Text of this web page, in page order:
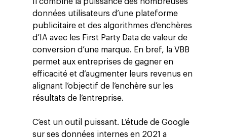
données utilisateurs d’une plateforme
publicitaire et des algorithmes d’enchères
d’IA avec les First Party Data de valeur de
conversion d’une marque. En bref, la VBB
permet aux entreprises de gagner en
efficacité et d’augmenter leurs revenus en
alignant l’objectif de l’enchère sur les
résultats de l’entreprise.
C’est un outil puissant. L’étude de Google
sur ses données internes en 2021 a